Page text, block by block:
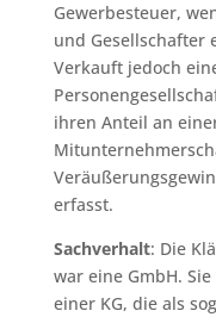
Gewerbesteuer,
und Gesellschafter
Verkauft jedoch
ihren Anteil an
erfasst.
Sachverhalt: Die
war eine GmbH.
einer KG, die als